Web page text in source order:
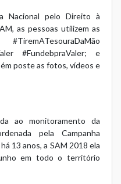
Nacional pelo Direito à
as pessoas utilizem as
#FundebpraValer; e
poste as fotos, vídeos e
ao monitoramento da
pela Campanha
13 anos, a SAM 2018 ela
em todo o território